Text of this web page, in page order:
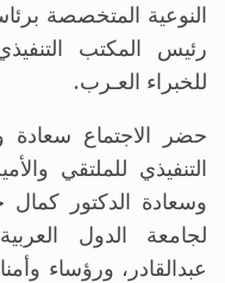
النوعية المتخصصة
رئيس المكتب
للخبراء العـرب.
حضر الاجتماع
التنفيذي للملتقي
وسعادة الدكتور
لجامعة الدول
عبدالقادر، ورؤساء